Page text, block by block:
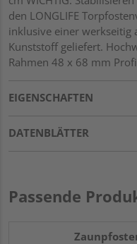
den LONGLIFE
inklusive einer werkseitig
Kunststoff geliefert.
Rahmen 48 x 68 mm
EIGENSCHAFTEN
DATENBLÄTTER
Passende